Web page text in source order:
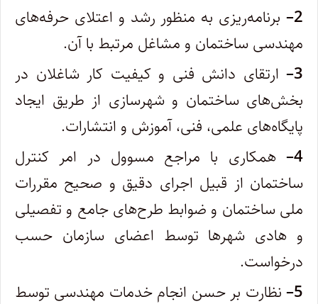
2
– برنامه‌ریزی به منظور رشد و اعتلای حرفه‌های
مهندسی ساختمان و مشاغل مرتبط با آن.
3
– ارتقای دانش فنی و کیفیت کار شاغلان در
بخش‌های ساختمان و شهرسازی از طریق ایجاد
پایگاه‌های علمی، فنی، آموزش و انتشارات.
4
– همکاری با مراجع مسوول در امر کنترل
ساختمان از قبیل اجرای دقیق و صحیح مقررات
ملی ساختمان و ضوابط طرح‌های جامع و تفصیلی
و‌ هادی شهرها توسط اعضای سازمان حسب
درخواست.
5
– نظارت بر حسن انجام خدمات مهندسی توسط